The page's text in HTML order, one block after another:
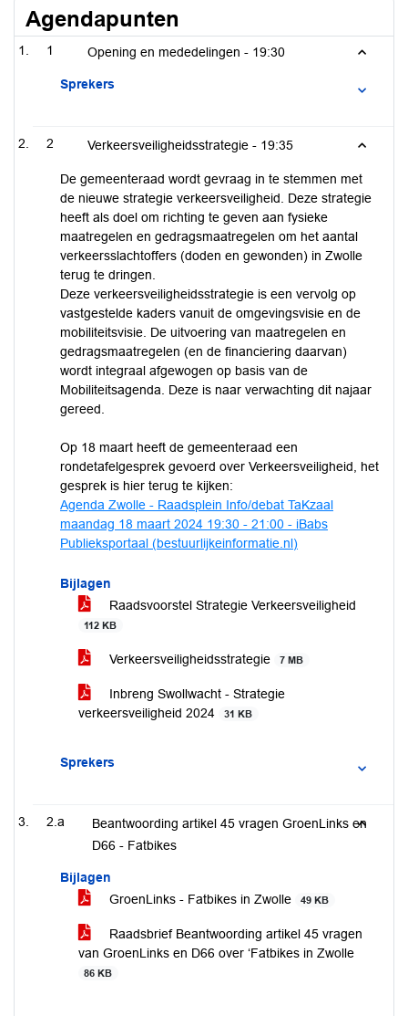
Agendapunten
1 Opening en mededelingen - 19:30
Sprekers
2 Verkeersveiligheidsstrategie - 19:35
De gemeenteraad wordt gevraag in te stemmen met
de nieuwe strategie verkeersveiligheid. Deze strategie
heeft als doel om richting te geven aan fysieke
maatregelen en gedragsmaatregelen om het aantal
verkeersslachtoffers (doden en gewonden) in Zwolle
terug te dringen.
Deze verkeersveiligheidsstrategie is een vervolg op
vastgestelde kaders vanuit de omgevingsvisie en de
mobiliteitsvisie. De uitvoering van maatregelen en
gedragsmaatregelen (en de financiering daarvan)
wordt integraal afgewogen op basis van de
Mobiliteitsagenda. Deze is naar verwachting dit najaar
gereed.
Op 18 maart heeft de gemeenteraad een
rondetafelgesprek gevoerd over Verkeersveiligheid, het
gesprek is hier terug te kijken:
Agenda Zwolle - Raadsplein Info/debat TaKzaal
maandag 18 maart 2024 19:30 - 21:00 - iBabs
Publieksportaal (bestuurlijkeinformatie.nl)
Bijlagen
Raadsvoorstel Strategie Verkeersveiligheid
112 KB
Verkeersveiligheidsstrategie 7 MB
Inbreng Swollwacht - Strategie
verkeersveiligheid 2024
31 KB
Sprekers
2.a
Beantwoording artikel 45 vragen GroenLinks en
D66 - Fatbikes
Bijlagen
GroenLinks - Fatbikes in Zwolle
49 KB
Raadsbrief Beantwoording artikel 45 vragen
van GroenLinks en D66 over ‘Fatbikes in Zwolle
86 KB